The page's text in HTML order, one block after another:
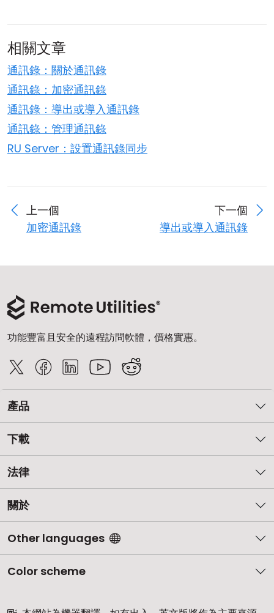
相關文章
通訊錄：關於通訊錄
通訊錄：加密通訊錄
通訊錄：導出或導入通訊錄
通訊錄：管理通訊錄
RU Server：設置通訊錄同步
上一個
加密通訊錄
下一個
導出或導入通訊錄
功能豐富且安全的遠程訪問軟體，價格實惠。
產品
下載
法律
關於
Other languages
Color scheme